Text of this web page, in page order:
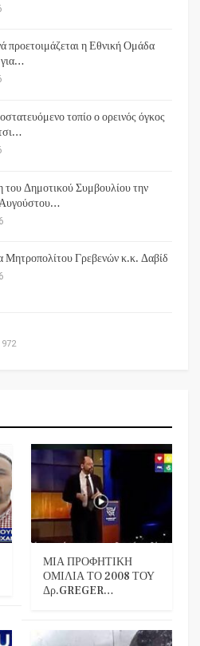
προετοιμάζεται η Εθνική Ομάδα
τοπίο ο ορεινός όγκος
του Δημοτικού Συμβουλίου την
Γρεβενών κ.κ. Δαβίδ
ΜΙΑ ΠΡΟΦΗΤΙΚΗ
ΟΜΙΛΙΑ ΤΟ 2008 ΤΟΥ
Δρ.GREGER…